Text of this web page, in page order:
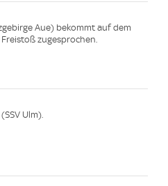
Aue) bekommt auf dem
zugesprochen.
Ulm).